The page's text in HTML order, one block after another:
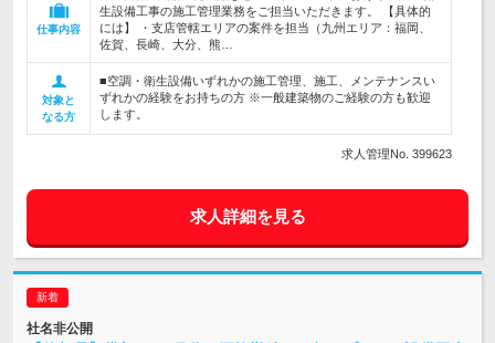
仕事内容
生設備工事の施工管理業務をご担当いただきます。 【具体的
には】 ・支店管轄エリアの案件を担当（九州エリア：福岡、
佐賀、長崎、大分、熊…
対象と
なる方
■空調・衛生設備いずれかの施工管理、施工、メンテナンスい
ずれかの経験をお持ちの方 ※一般建築物のご経験の方も歓迎
します。
求人管理No. 399623
求人詳細を見る
社名非公開